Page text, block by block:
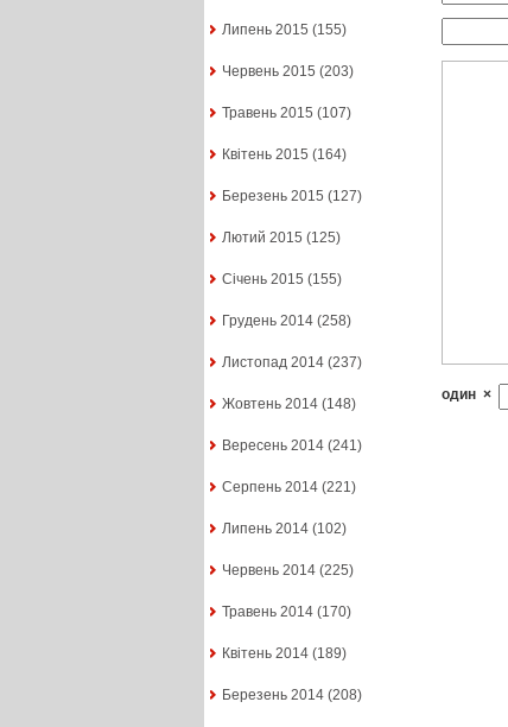
Липень 2015 (155)
Червень 2015 (203)
Травень 2015 (107)
Квітень 2015 (164)
Березень 2015 (127)
Лютий 2015 (125)
Січень 2015 (155)
Грудень 2014(258)
Листопад 2014(237)
Жовтень 2014(148)
Вересень 2014(241)
Серпень 2014(221)
Липень 2014(102)
Червень 2014(225)
Травень 2014(170)
Квітень 2014(189)
Березень 2014(208)
один ×